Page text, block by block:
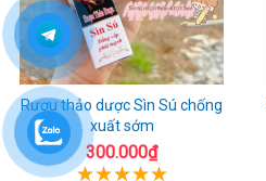
Rượu thảo dược Sìn Sú chống
xuất sớm
300.000₫